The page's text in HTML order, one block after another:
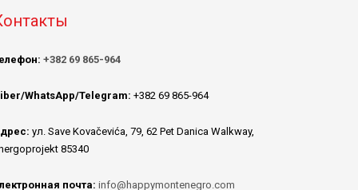
+382 69 865-964
WhatsApp/Telegram: +382 69 865-964
ул. Save Kovačevića, 79, 62 Pet Danica Walkway,
85340
почта: info@happymontenegro.com